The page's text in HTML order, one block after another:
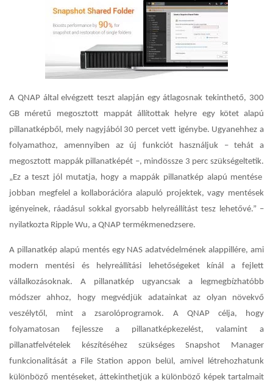
A QNAP által elvégzett teszt alapján egy átlagosnak tekinthető, 300
GB méretű megosztott mappát állítottak helyre egy kötet alapú
pillanatképből, mely nagyjából 30 percet vett igénybe. Ugyanehhez a
folyamathoz, amennyiben az új funkciót használjuk – tehát a
megosztott mappák pillanatképét –, mindössze 3 perc szükségeltetik.
„Ez a teszt jól mutatja, hogy a mappák pillanatkép alapú mentése
jobban megfelel a kollaborációra alapuló projektek, vagy mentések
igényeinek, ráadásul sokkal gyorsabb helyreállítást tesz lehetővé.” –
nyilatkozta Ripple Wu, a QNAP termékmenedzsere.
A pillanatkép alapú mentés egy NAS adatvédelmének alappillére, ami
modern mentési és helyreállítási lehetőségeket kínál a fejlett
vállalkozásoknak. A pillanatkép ugyancsak a legmegbízhatóbb
módszer ahhoz, hogy megvédjük adatainkat az olyan növekvő
veszélytől, mint a zsarolóprogramok. A QNAP célja, hogy
folyamatosan fejlessze a pillanatképkezelést, valamint a
pillanatfelvételek készítéséhez szükséges Snapshot Manager
funkcionalitását a File Station appon belül, amivel létrehozhatunk
különböző mentéseket, áttekinthetjük a különböző képek tartalmait